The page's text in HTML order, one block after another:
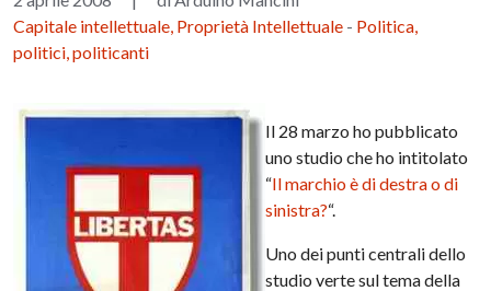
Capitale intellettuale, Proprietà Intellettuale - Politica,
politici, politicanti
Il 28 marzo ho pubblicato
uno studio che ho intitolato
“Il marchio è di destra o di
sinistra?“.
Uno dei punti centrali dello
studio verte sul tema della